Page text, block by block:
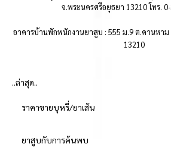
จ.พระนครศรีอยุธยา 13210 โทร.
อาคารบ้านพักพนักงานยาสูบ : 555 ม.9 ต.คานหา
13210
..ล่าสุด..
ราคาขายบุหรี่/ยาเส้น
ยาสูบกับการค้นพบ